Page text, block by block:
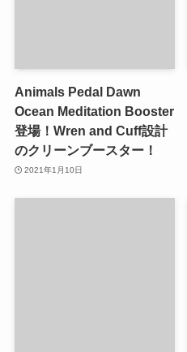
Animals Pedal Dawn
Ocean Meditation Booster
登場！Wren and Cuff設計
のクリーンブースター！
2021年1月10日